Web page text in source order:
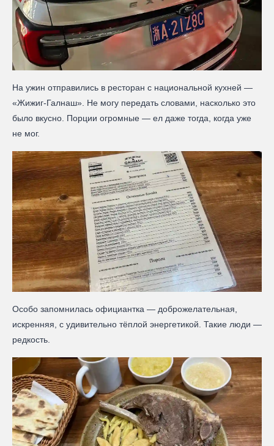
На ужин отправились в ресторан с национальной кухней —
«Жижиг-Галнаш». Не могу передать словами, насколько это
было вкусно. Порции огромные — ел даже тогда, когда уже
не мог.
Особо запомнилась официантка — доброжелательная,
искренняя, с удивительно тёплой энергетикой. Такие люди —
редкость.